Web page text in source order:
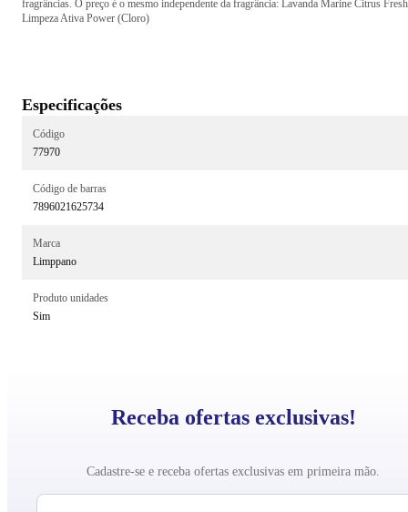
fragrâncias. O preço é o mesmo independente da fragrância: Lavanda Marine Citrus Fresh
Limpeza Ativa Power (Cloro)
Especificações
Código
77970
Código de barras
7896021625734
Marca
Limppano
Produto unidades
Sim
Receba ofertas exclusivas!
Cadastre-se e receba ofertas exclusivas em primeira mão.